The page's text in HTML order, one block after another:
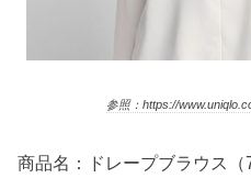
参照：https://
商品名：ドレープブラウス（